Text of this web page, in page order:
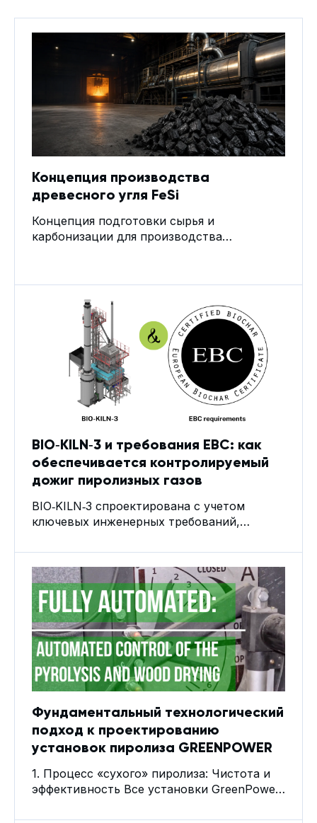
Концепция производства
древесного угля FeSi
Концепция подготовки сырья и
карбонизации для производства
металлургического древесного угля и
важность минимизации мелкой фракции
Для производства FeSi важен размер
фракции древесного угля, однако
ключевым техническим параметром
является механическая прочность угля и
его способность выдерживать
транспортировку, хранение, перемещение,
дозирование и загрузку в электродуговую
установку без чрезмерного разрушения
BIO‑KILN‑3 и требования EBC: как
обеспечивается контролируемый
дожиг пиролизных газов
BIO‑KILN‑3 спроектирована с учетом
ключевых инженерных требований,
пиролизным установкам по обращению с
пиролизными газами и контролю режимов:
1) Принцип обращения с пиролизными
газами В BIO‑KILN‑3 реализована схема,
при которой пиролизные газы не
выбрасываются в атмосферу без
обработки: все парогазы направляются в
зону высокотемпературного
двухступенчатого дожига. В результате
формируется теплоноситель для
Фундаментальный технологический
подход к проектированию
установок пиролиза GREENPOWER
1. Процесс «сухого» пиролиза: Чистота и
эффективность Все установки GreenPower